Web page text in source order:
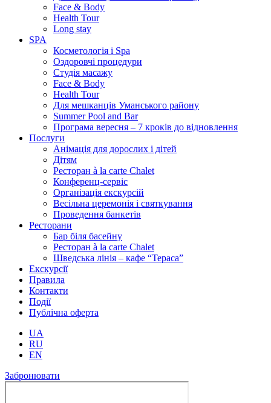
Face & Body
Health Tour
Long stay
SPA
Косметологія і Spa
Оздоровчі процедури
Студія масажу
Face & Body
Health Tour
Для мешканців Уманського району
Summer Pool and Bar
Програма вересня – 7 кроків до відновлення
Послуги
Анімація для дорослих і дітей
Дітям
Ресторан à la carte Chalet
Конференц-сервіс
Організація екскурсій
Весільна церемонія і святкування
Проведення банкетів
Ресторани
Бар біля басейну
Ресторан à la carte Chalet
Шведська лінія – кафе “Тераса”
Екскурсії
Правила
Контакти
Події
Публічна оферта
UA
RU
EN
Забронювати